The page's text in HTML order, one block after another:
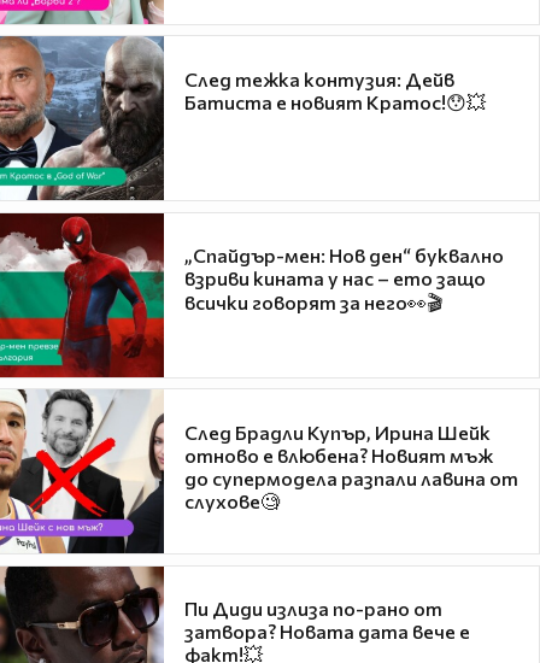
След тежка контузия: Дейв
Батиста е новият Кратос!😯💥
„Спайдър-мен: Нов ден“ буквално
взриви кината у нас – ето защо
всички говорят за него👀🎬
След Брадли Купър, Ирина Шейк
отново е влюбена? Новият мъж
до супермодела разпали лавина от
слухове🧐
Пи Диди излиза по-рано от
затвора? Новата дата вече е
факт!💥